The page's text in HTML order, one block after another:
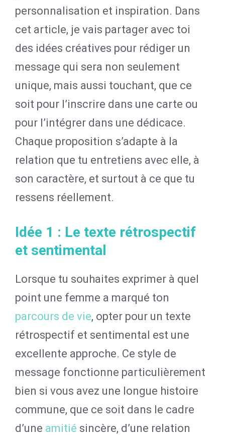
personnalisation et inspiration. Dans
cet article, je vais partager avec toi
des idées créatives pour rédiger un
message qui sera non seulement
unique, mais aussi touchant, que ce
soit pour l’inscrire dans une carte ou
pour l’intégrer dans une dédicace.
Chaque proposition s’adapte à la
relation que tu entretiens avec elle, à
son caractère, et surtout à ce que tu
ressens réellement.
Idée 1 : Le texte rétrospectif
et sentimental
Lorsque tu souhaites exprimer à quel
point une femme a marqué ton
parcours de vie, opter pour un texte
rétrospectif et sentimental est une
excellente approche. Ce style de
message fonctionne particulièrement
bien si vous avez une longue histoire
commune, que ce soit dans le cadre
d’une amitié sincère, d’une relation